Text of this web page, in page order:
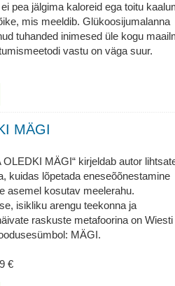
pea jälgima kaloreid ega toitu
mis meeldib. Glükoosijumalanna
tuhanded inimesed üle kogu
vastu on väga suur.
MÄGI
OLEDKI MÄGI“ kirjeldab autor
kuidas lõpetada eneseõõnestamine
asemel kosutav meelerahu.
isikliku arengu teekonna ja
raskuste metafoorina on Wiesti
MÄGI.
€